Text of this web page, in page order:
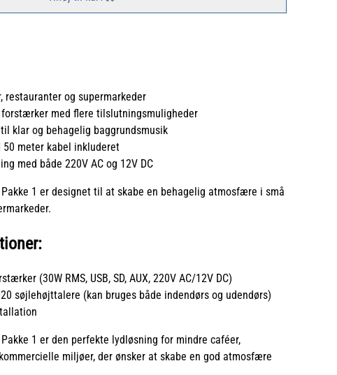
restauranter og supermarkeder
med flere tilslutningsmuligheder
klar og behagelig baggrundsmusik
meter kabel inkluderet
med både 220V AC og 12V DC
1 er designet til at skabe en behagelig atmosfære i små
(30W RMS, USB, SD, AUX, 220V AC/12V DC)
søjlehøjttalere (kan bruges både indendørs og udendørs)
1 er den perfekte lydløsning for mindre caféer,
miljøer, der ønsker at skabe en god atmosfære